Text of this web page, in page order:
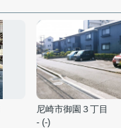
尼崎市御園３丁目
- (-)